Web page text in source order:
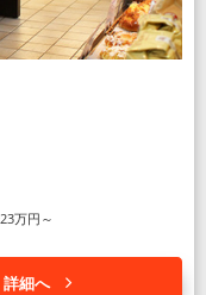
万円～
細へ